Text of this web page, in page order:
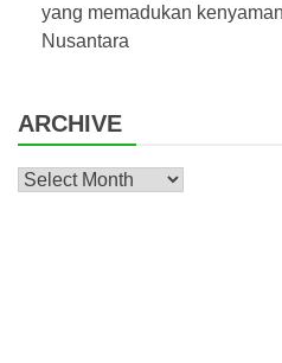
yang memadukan
Nusantara
ARCHIVE
Archive